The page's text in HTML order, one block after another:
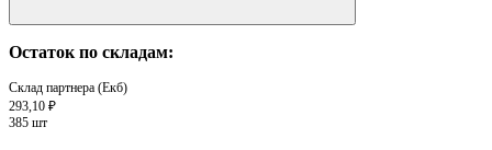
Остаток по складам:
Склад партнера (Екб)
293,10 ₽
385 шт